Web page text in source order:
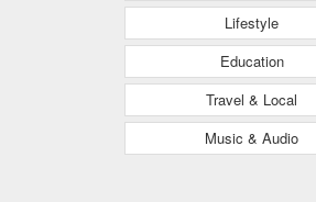
Lifestyle
Education
Travel & Local
Music & Audio